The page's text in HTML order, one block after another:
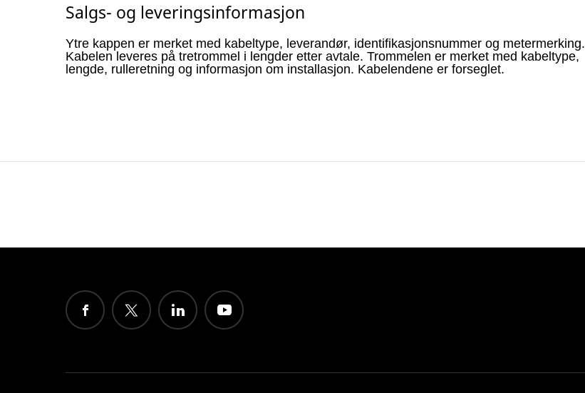
Salgs- og leveringsinformasjon
Ytre kappen er merket med kabeltype, leverandør, identifikasjonsnummer og metermerking.
Kabelen leveres på tretrommel i lengder etter avtale. Trommelen er merket med kabeltype,
lengde, rulleretning og informasjon om installasjon. Kabelendene er forseglet.